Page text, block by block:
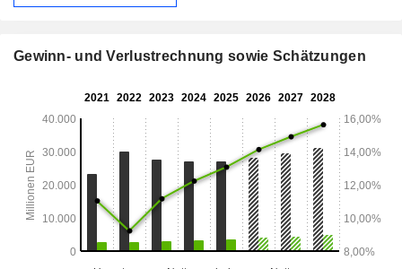
Gewinn- und Verlustrechnung sowie Schätzungen